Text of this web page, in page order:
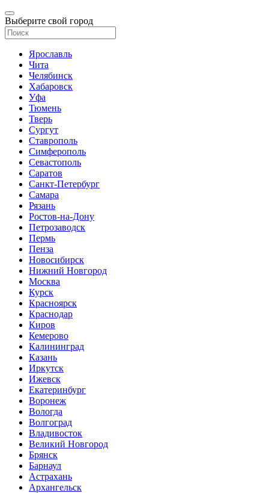
Выберите свой город
Ярославль
Чита
Челябинск
Хабаровск
Уфа
Тюмень
Тверь
Сургут
Ставрополь
Симферополь
Севастополь
Саратов
Санкт-Петербург
Самара
Рязань
Ростов-на-Дону
Петрозаводск
Пермь
Пенза
Новосибирск
Нижний Новгород
Москва
Курск
Красноярск
Краснодар
Киров
Кемерово
Калининград
Казань
Иркутск
Ижевск
Екатеринбург
Воронеж
Вологда
Волгоград
Владивосток
Великий Новгород
Брянск
Барнаул
Астрахань
Архангельск